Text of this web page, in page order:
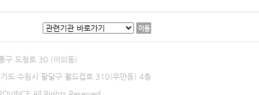
이동
구 도청로 30 (이의동)
도 수원시 팔달구 월드컵로 310(우만동) 4층